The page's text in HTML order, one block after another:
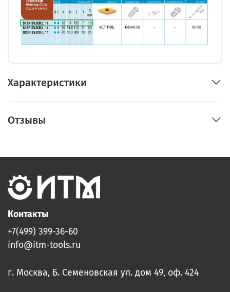
Характеристики
Отзывы
Контакты
+7(499) 399-36-60
info@itm-tools.ru
г. Москва, Б. Семеновская ул. дом 49, оф. 424